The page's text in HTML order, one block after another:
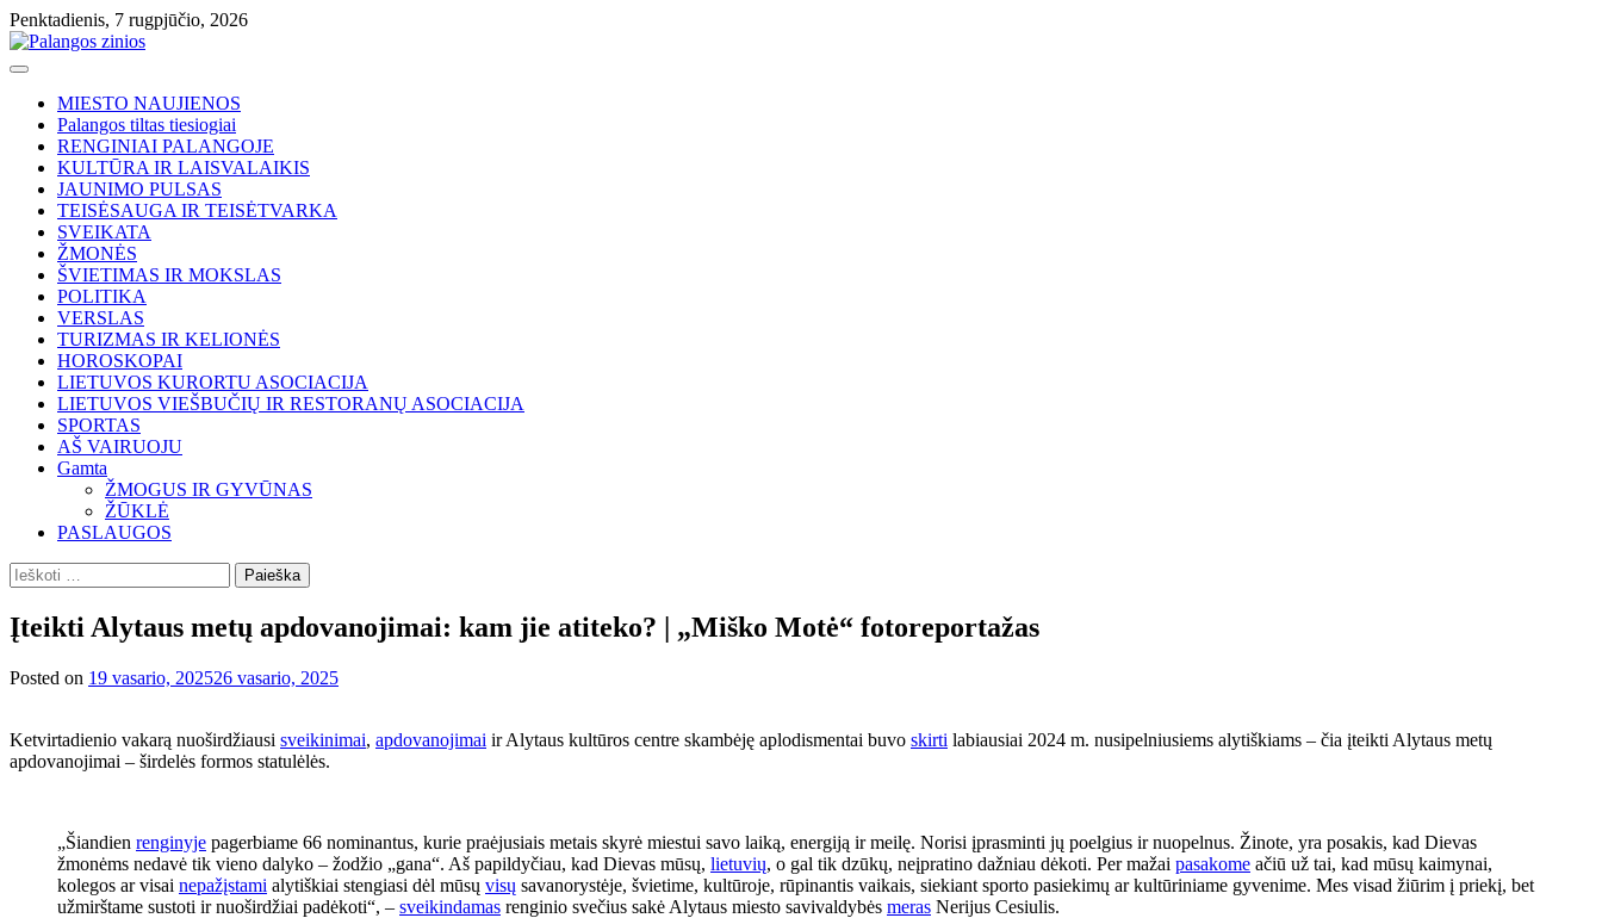
Skip
to
content
Penktadienis, 7 rugpjūčio, 2026
MIESTO NAUJIENOS
Palangos tiltas tiesiogiai
RENGINIAI PALANGOJE
KULTŪRA IR LAISVALAIKIS
JAUNIMO PULSAS
TEISĖSAUGA IR TEISĖTVARKA
SVEIKATA
ŽMONĖS
ŠVIETIMAS IR MOKSLAS
POLITIKA
VERSLAS
TURIZMAS IR KELIONĖS
HOROSKOPAI
LIETUVOS KURORTU ASOCIACIJA
LIETUVOS VIEŠBUČIŲ IR RESTORANŲ ASOCIACIJA
SPORTAS
AŠ VAIRUOJU
Gamta
ŽMOGUS IR GYVŪNAS
ŽŪKLĖ
PASLAUGOS
Ieškoti:
Įteikti Alytaus metų apdovanojimai: kam jie atiteko? | „Miško Motė“ fotoreportažas
Posted on 19 vasario, 202526 vasario, 2025
Ketvirtadienio vakarą nuoširdžiausi sveikinimai, apdovanojimai ir Alytaus kultūros centre skambėję aplodismentai buvo skirti labiausiai 2024 m. nusipelniusiems alytiškiams – čia įteikti Alytaus metų
apdovanojimai – širdelės formos statulėlės.
„Šiandien renginyje pagerbiame 66 nominantus, kurie praėjusiais metais skyrė miestui savo laiką, energiją ir meilę. Norisi įprasminti jų poelgius ir nuopelnus. Žinote, yra posakis, kad Dievas
žmonėms nedavė tik vieno dalyko – žodžio „gana“. Aš papildyčiau, kad Dievas mūsų, lietuvių, o gal tik dzūkų, neįpratino dažniau dėkoti. Per mažai pasakome ačiū už tai, kad mūsų kaimynai,
kolegos ar visai nepažįstami alytiškiai stengiasi dėl mūsų visų savanorystėje, švietime, kultūroje, rūpinantis vaikais, siekiant sporto pasiekimų ar kultūriniame gyvenime. Mes visad žiūrim į priekį, bet
užmirštame sustoti ir nuoširdžiai padėkoti“, – sveikindamas renginio svečius sakė Alytaus miesto savivaldybės meras Nerijus Cesiulis.